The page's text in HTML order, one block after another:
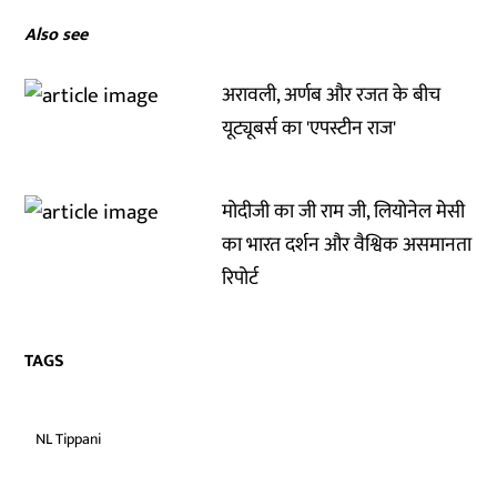
Also see
अरावली, अर्णब और रजत के बीच
यूट्यूबर्स का 'एपस्टीन राज'
मोदीजी का जी राम जी, लियोनेल मेसी
का भारत दर्शन और वैश्विक असमानता
रिपोर्ट
TAGS
NL Tippani